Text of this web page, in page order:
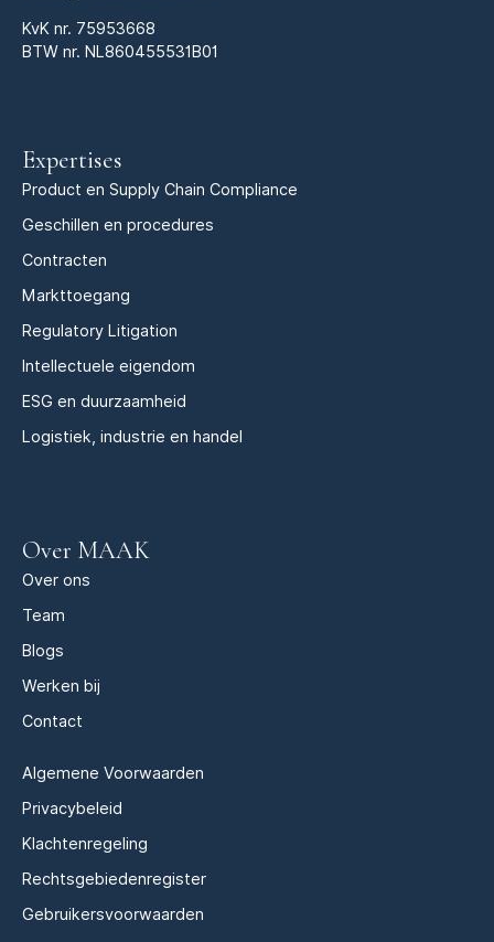
KvK nr. 75953668
BTW nr. NL860455531B01
Expertises
Product en Supply Chain Compliance
Geschillen en procedures
Contracten
Markttoegang
Regulatory Litigation
Intellectuele eigendom
ESG en duurzaamheid
Logistiek, industrie en handel
Over MAAK
Over ons
Team
Blogs
Werken bij
Contact
Algemene Voorwaarden
Privacybeleid
Klachtenregeling
Rechtsgebiedenregister
Gebruikersvoorwaarden